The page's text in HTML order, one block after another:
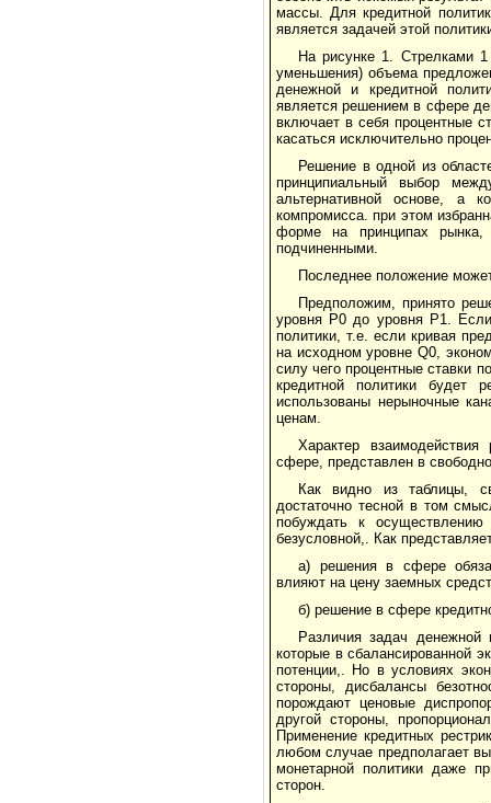
массы. Для кредитной
является задачей этой
На рисунке 1. Стрелками
уменьшения) объема
денежной и кредитной
является решением в сфере
включает в себя процентные
касаться исключительно
Решение в одной из
принципиальный выбор
альтернативной основе, а
компромисса. при этом
форме на принципах рынка,
подчиненными.
Последнее положение
Предположим, принято
уровня Р0 до уровня Р1.
политики, т.е. если кривая
на исходном уровне Q0,
силу чего процентные ставки
кредитной политики будет
использованы нерыночные
ценам.
Характер
сфере, представлен в
Как видно из таблицы,
достаточно тесной в том
побуждать к
безусловной,. Как
а) решения в сфере
влияют на цену заемных
б) решение в сфере
Различия задач денежной
которые в сбалансированной
потенции,. Но в условиях
стороны, дисбалансы
порождают ценовые
другой стороны,
Применение кредитных
любом случае предполагает
монетарной политики даже
сторон.